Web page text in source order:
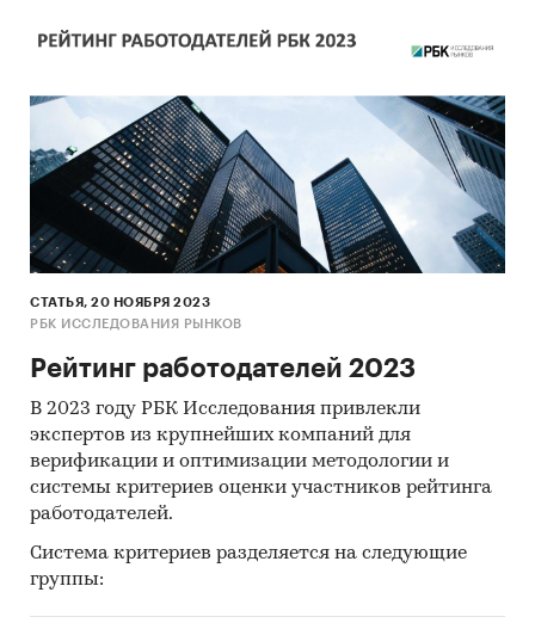
СТАТЬЯ, 20 НОЯБРЯ 2023
РБК ИССЛЕДОВАНИЯ РЫНКОВ
Рейтинг работодателей 2023
В 2023 году РБК Исследования привлекли
экспертов из крупнейших компаний для
верификации и оптимизации методологии и
системы критериев оценки участников рейтинга
работодателей.
Система критериев разделяется на следующие
группы: